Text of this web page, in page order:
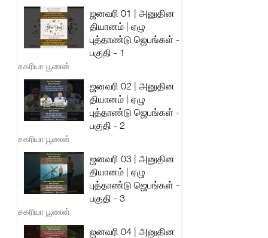
ஜனவரி 01 | அனுதின
தியானம் | ஏழு
புத்தாண்டு ஜெபங்கள் -
பகுதி - 1
சகரியா பூணன்
ஜனவரி 02 | அனுதின
தியானம் | ஏழு
புத்தாண்டு ஜெபங்கள் -
பகுதி - 2
சகரியா பூணன்
ஜனவரி 03 | அனுதின
தியானம் | ஏழு
புத்தாண்டு ஜெபங்கள் -
பகுதி - 3
சகரியா பூணன்
ஜனவரி 04 | அனுதின